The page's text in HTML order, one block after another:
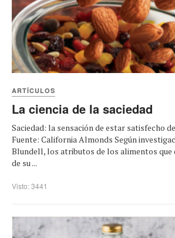
ARTÍCULOS
La ciencia de la saciedad
Saciedad: la sensación de estar satisfecho
Fuente: California Almonds Según
Blundell, los atributos de los alimentos que
de su ...
Visto: 3441